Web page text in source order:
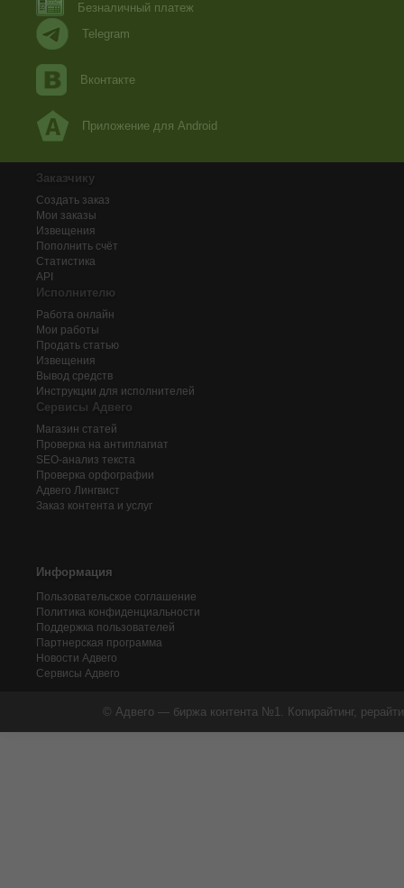
Безналичный платеж
Telegram
Вконтакте
Приложение для Android
Заказчику
Создать заказ
Мои заказы
Извещения
Пополнить счёт
Статистика
API
Исполнителю
Работа онлайн
Мои работы
Продать статью
Извещения
Вывод средств
Инструкции для исполнителей
Сервисы Адвего
Магазин статей
Проверка на антиплагиат
SEO-анализ текста
Проверка орфографии
Адвего Лингвист
Заказ контента и услуг
Информация
Пользовательское соглашение
Политика конфиденциальности
Поддержка пользователей
Партнерская программа
Новости Адвего
Сервисы Адвего
© Адвего — биржа контента №1. Копирайтинг,